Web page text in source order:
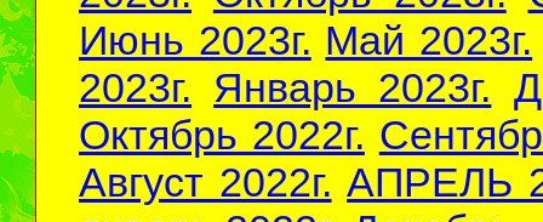
Июнь 2023г. Май 2023г.
2023г. Январь 2023г.
Октябрь 2022г.
Август 2022г. АПРЕЛЬ